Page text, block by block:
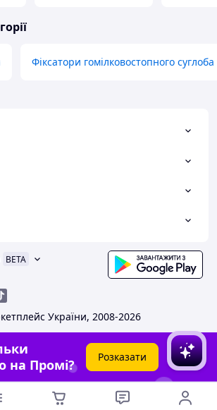
Фіксатори гомілковостопного суглоба
BETA
України, 2008-2026
на Промі?
Розказати